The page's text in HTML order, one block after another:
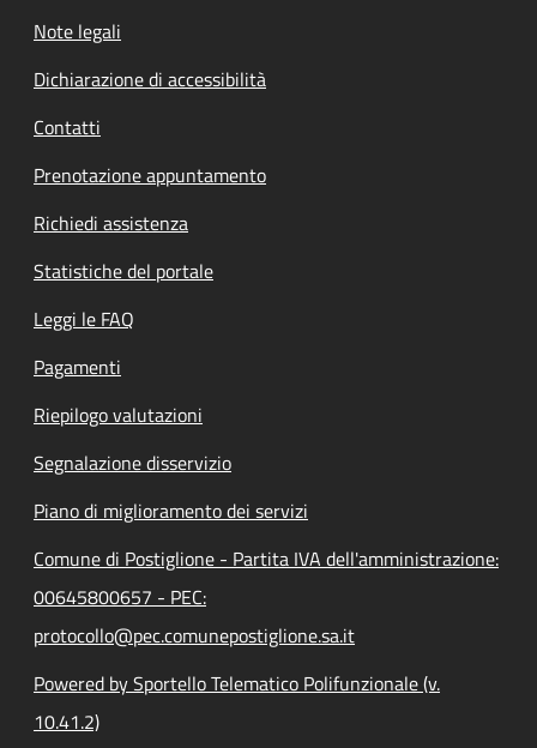
Note legali
Dichiarazione di accessibilità
Contatti
Prenotazione appuntamento
Richiedi assistenza
Statistiche del portale
Leggi le FAQ
Pagamenti
Riepilogo valutazioni
Segnalazione disservizio
Piano di miglioramento dei servizi
Comune di Postiglione - Partita IVA dell'amministrazione:
00645800657 - PEC:
protocollo@pec.comunepostiglione.sa.it
Powered by Sportello Telematico Polifunzionale (v.
10.41.2)